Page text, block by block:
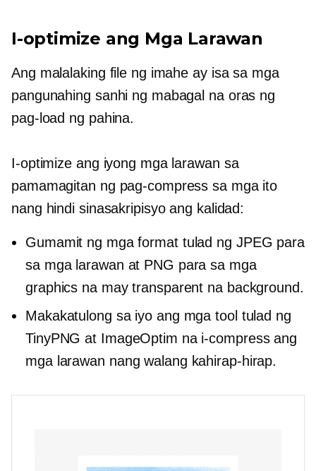
I-optimize ang Mga Larawan
Ang malalaking file ng imahe ay isa sa mga
pangunahing sanhi ng mabagal na oras ng
pag-load ng pahina.
I-optimize ang iyong mga larawan sa
pamamagitan ng pag-compress sa mga ito
nang hindi sinasakripisyo ang kalidad:
Gumamit ng mga format tulad ng JPEG para
sa mga larawan at PNG para sa mga
graphics na may transparent na background.
Makakatulong sa iyo ang mga tool tulad ng
TinyPNG at ImageOptim na i-compress ang
mga larawan nang walang kahirap-hirap.